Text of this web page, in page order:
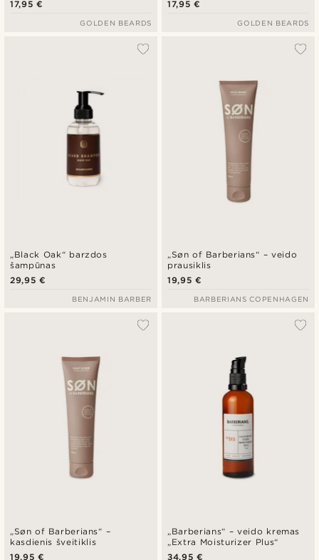
17,95 €
GOLDEN BEARDS
17,95 €
GOLDEN BEARDS
„Black Oak“ barzdos
šampūnas
29,95 €
BENJAMIN BARBER
„Søn of Barberians“ – veido
prausiklis
19,95 €
BARBERIANS COPENHAGEN
„Søn of Barberians“ –
kasdienis šveitiklis
19,95 €
„Barberians“ – veido kremas
„Extra Moisturizer Plus“
34,95 €